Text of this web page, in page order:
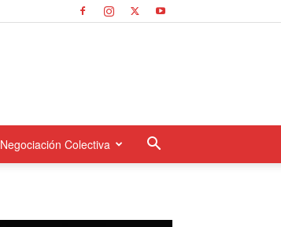
Negociación Colectiva